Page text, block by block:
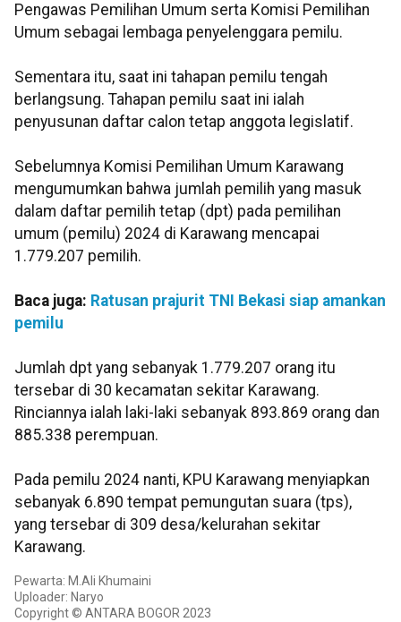
Pengawas Pemilihan Umum serta Komisi Pemilihan
Umum sebagai lembaga penyelenggara pemilu.
Sementara itu, saat ini tahapan pemilu tengah
berlangsung. Tahapan pemilu saat ini ialah
penyusunan daftar calon tetap anggota legislatif.
Sebelumnya Komisi Pemilihan Umum Karawang
mengumumkan bahwa jumlah pemilih yang masuk
dalam daftar pemilih tetap (dpt) pada pemilihan
umum (pemilu) 2024 di Karawang mencapai
1.779.207 pemilih.
Baca juga: Ratusan prajurit TNI Bekasi siap amankan
pemilu
Jumlah dpt yang sebanyak 1.779.207 orang itu
tersebar di 30 kecamatan sekitar Karawang.
Rinciannya ialah laki-laki sebanyak 893.869 orang dan
885.338 perempuan.
Pada pemilu 2024 nanti, KPU Karawang menyiapkan
sebanyak 6.890 tempat pemungutan suara (tps),
yang tersebar di 309 desa/kelurahan sekitar
Karawang.
Pewarta: M.Ali Khumaini
Uploader: Naryo
Copyright © ANTARA BOGOR 2023